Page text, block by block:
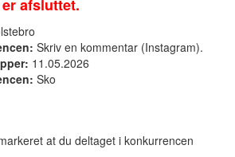
afsluttet.
Skriv en kommentar (Instagram).
11.05.2026
Sko
at du deltaget i konkurrencen